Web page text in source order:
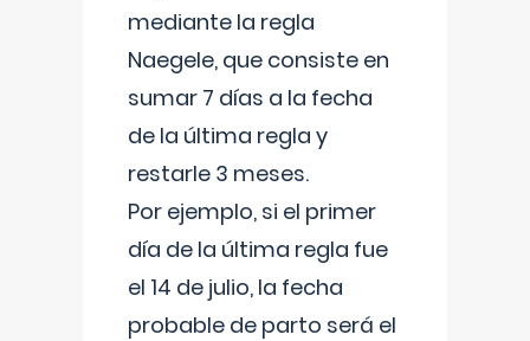
mediante la regla
Naegele, que consiste en
sumar 7 días a la fecha
de la última regla y
restarle 3 meses.
Por ejemplo, si el primer
día de la última regla fue
el 14 de julio, la fecha
probable de parto será el